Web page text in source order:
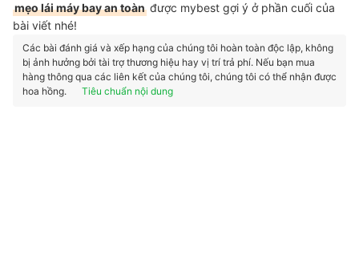
mẹo lái máy bay an toàn được mybest gợi ý ở phần cuối của
bài viết nhé!
Các bài đánh giá và xếp hạng của chúng tôi hoàn toàn độc lập, không
bị ảnh hưởng bởi tài trợ thương hiệu hay vị trí trả phí. Nếu bạn mua
hàng thông qua các liên kết của chúng tôi, chúng tôi có thể nhận được
hoa hồng.
Tiêu chuẩn nội dung